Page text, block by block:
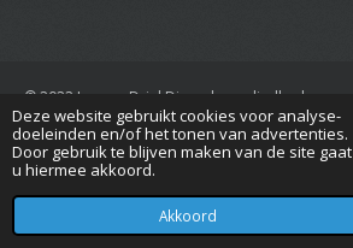
Deze website gebruikt cookies voor analyse-
doeleinden en/of het tonen van advertenties.
Door gebruik te blijven maken van de site gaat
u hiermee akkoord.
Akkoord
© 2022 Jan van Driel Dierenbenodigdheden
Powered byJouwWeb